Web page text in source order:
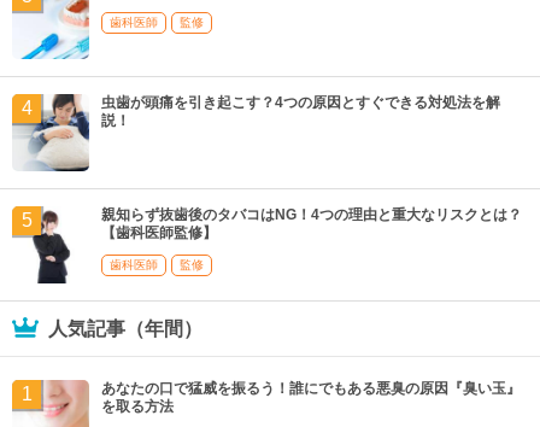
歯科医師 監修
虫歯が頭痛を引き起こす？4つの原因とすぐできる対処法を解
説！
親知らず抜歯後のタバコはNG！4つの理由と重大なリスクとは？
【歯科医師監修】
歯科医師 監修
人気記事（年間）
あなたの口で猛威を振るう！誰にでもある悪臭の原因『臭い玉』
を取る方法